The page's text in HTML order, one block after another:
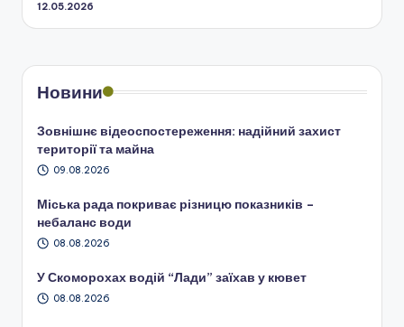
12.05.2026
Новини
Зовнішнє відеоспостереження: надійний захист
території та майна
09.08.2026
Міська рада покриває різницю показників –
небаланс води
08.08.2026
У Скоморохах водій “Лади” заїхав у кювет
08.08.2026